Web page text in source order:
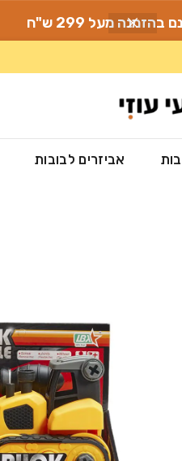
מעל 299 ש"ח
אביזרים לבובות